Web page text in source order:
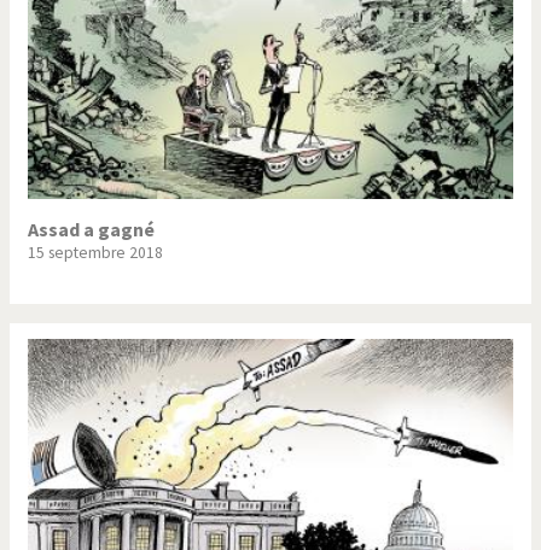
Assad a gagné
15 septembre 2018